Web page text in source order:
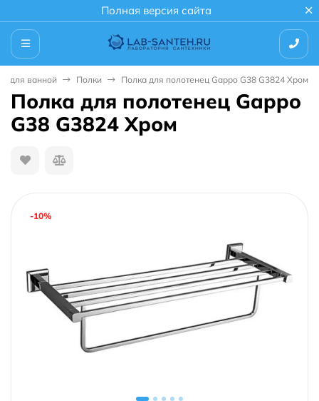
Полная версия сайта
для ванной Полки Полка для полотенец Gappo G38 G3824 Хром
Полка для полотенец Gappo
G38 G3824 Хром
-10%